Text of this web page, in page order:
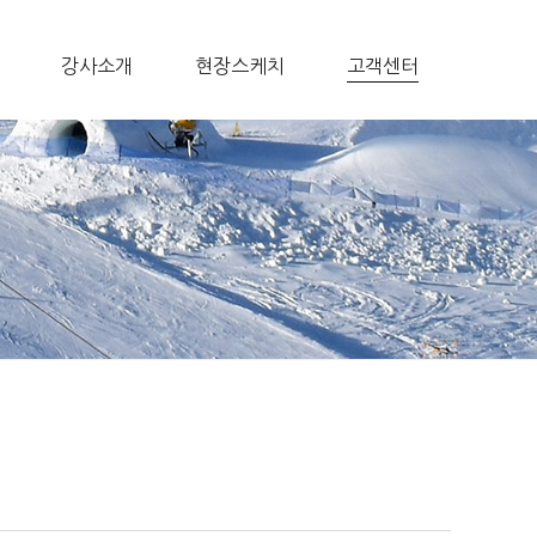
강사소개 현장스케치 고객센터